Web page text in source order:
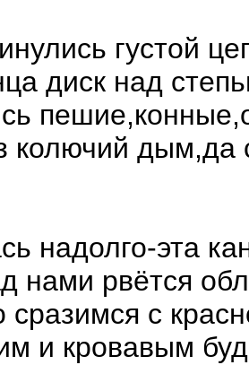
густой
диск над
колючий дым,да
надолго-эта
нами рвётся
сразимся с
и кровавым